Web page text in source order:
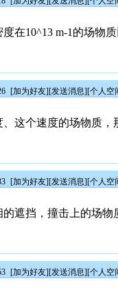
在10^13 m-1的场物
[加为好友][发送消息][个人空
这个速度的场物质
[加为好友][发送消息][个人空
遮挡，撞击上的场
[加为好友][发送消息][个人空